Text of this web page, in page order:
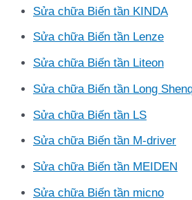
Sửa chữa Biến tần KINDA
Sửa chữa Biến tần Lenze
Sửa chữa Biến tần Liteon
Sửa chữa Biến tần Long
Sửa chữa Biến tần LS
Sửa chữa Biến tần M-driver
Sửa chữa Biến tần MEIDEN
Sửa chữa Biến tần micno